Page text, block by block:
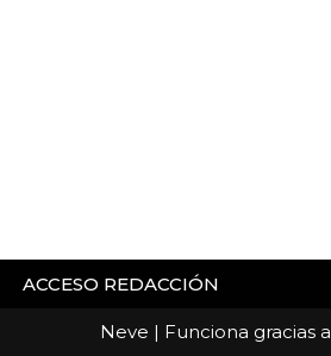
ACCESO REDACCIÓN
Neve | Funciona gracias a